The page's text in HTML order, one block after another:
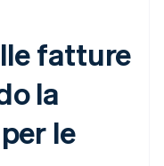
fatture
la
le